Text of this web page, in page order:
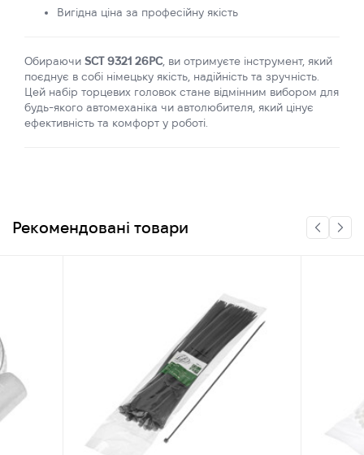
Вигідна ціна за професійну якість
Обираючи SCT 9321 26PC, ви отримуєте інструмент, який
поєднує в собі німецьку якість, надійність та зручність.
Цей набір торцевих головок стане відмінним вибором для
будь-якого автомеханіка чи автолюбителя, який цінує
ефективність та комфорт у роботі.
Рекомендовані товари